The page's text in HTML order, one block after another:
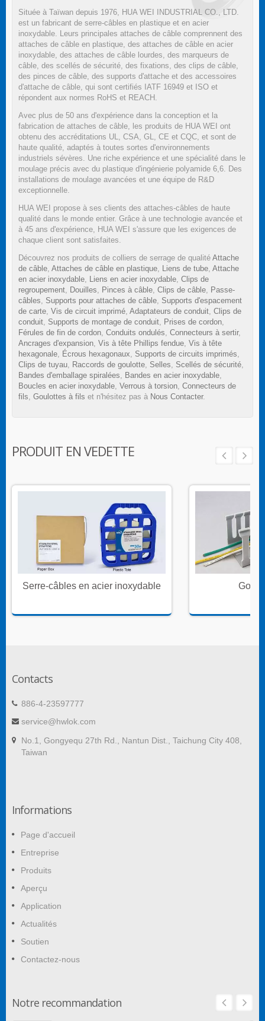
Située à Taïwan depuis 1976, HUA WEI INDUSTRIAL CO., LTD.
est un fabricant de serre-câbles en plastique et en acier
inoxydable. Leurs principales attaches de câble comprennent des
attaches de câble en plastique, des attaches de câble en acier
inoxydable, des attaches de câble lourdes, des marqueurs de
câble, des scellés de sécurité, des fixations, des clips de câble,
des pinces de câble, des supports d'attache et des accessoires
d'attache de câble, qui sont certifiés IATF 16949 et ISO et
répondent aux normes RoHS et REACH.
Avec plus de 50 ans d'expérience dans la conception et la
fabrication de attaches de câble, les produits de HUA WEI ont
obtenu des accréditations UL, CSA, GL, CE et CQC, et sont de
haute qualité, adaptés à toutes sortes d'environnements
industriels sévères. Une riche expérience et une spécialité dans le
moulage précis avec du plastique d'ingénierie polyamide 6,6. Des
installations de moulage avancées et une équipe de R&D
exceptionnelle.
HUA WEI propose à ses clients des attaches-câbles de haute
qualité dans le monde entier. Grâce à une technologie avancée et
à 45 ans d'expérience, HUA WEI s'assure que les exigences de
chaque client sont satisfaites.
Découvrez nos produits de colliers de serrage de qualité Attache
de câble Attaches de câble en plastique Liens de tube Attache
en acier inoxydable
Liens en acier inoxydable Clips de
regroupement
Douilles Pinces à câble Clips de câble
Passe-
câbles
Supports pour attaches de câble Supports d'espacement
de carte Vis de circuit imprimé Adaptateurs de conduit Clips de
conduit Supports de montage de conduit Prises de cordon
Férules de fin de cordon Conduits ondulés Connecteurs à sertir,
Ancrages d'expansion Vis à tête Phillips fendue Vis à tête
hexagonale
Écrous hexagonaux Supports de circuits imprimés
Clips de tuyau
Raccords de goulotte Selles Scellés de sécurité
Bandes d'emballage spiralées
Bandes en acier inoxydable
Boucles en acier inoxydable Verrous à torsion Connecteurs de
fils Goulottes à fils et n'hésitez pas à Nous Contacter.
PRODUIT EN VEDETTE
Serre-câbles en acier inoxydable
Contacts
886-4-23597777
service@hwlok.com
No.1, Gongyequ 27th Rd., Nantun Dist., Taichung City 408,
Taiwan
Informations
Page d'accueil
Entreprise
Produits
Aperçu
Application
Actualités
Soutien
Contactez-nous
Notre recommandation